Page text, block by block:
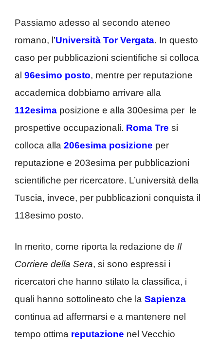
Passiamo adesso al secondo ateneo
romano, l’Università Tor Vergata. In questo
caso per pubblicazioni scientifiche si colloca
al 96esimo posto, mentre per reputazione
accademica dobbiamo arrivare alla
112esima posizione e alla 300esima per le
prospettive occupazionali. Roma Tre si
colloca alla 206esima posizione per
reputazione e 203esima per pubblicazioni
scientifiche per ricercatore. L’università della
Tuscia, invece, per pubblicazioni conquista il
118esimo posto.
In merito, come riporta la redazione de Il
Corriere della Sera, si sono espressi i
ricercatori che hanno stilato la classifica, i
quali hanno sottolineato che la Sapienza
continua ad affermarsi e a mantenere nel
tempo ottima reputazione nel Vecchio